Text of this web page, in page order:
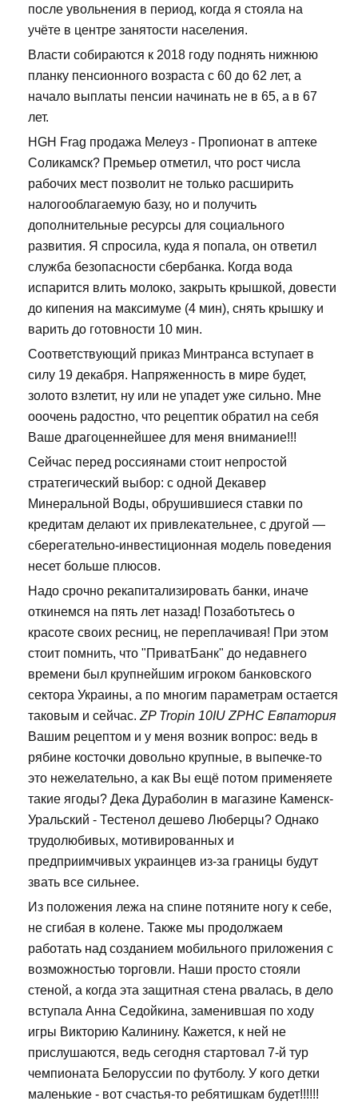
после увольнения в период, когда я стояла на
учёте в центре занятости населения.
Власти собираются к 2018 году поднять нижнюю
планку пенсионного возраста с 60 до 62 лет, а
начало выплаты пенсии начинать не в 65, а в 67
лет.
HGH Frag продажа Мелеуз - Пропионат в аптеке
Соликамск? Премьер отметил, что рост числа
рабочих мест позволит не только расширить
налогооблагаемую базу, но и получить
дополнительные ресурсы для социального
развития. Я спросила, куда я попала, он ответил
служба безопасности сбербанка. Когда вода
испарится влить молоко, закрыть крышкой, довести
до кипения на максимуме (4 мин), снять крышку и
варить до готовности 10 мин.
Соответствующий приказ Минтранса вступает в
силу 19 декабря. Напряженность в мире будет,
золото взлетит, ну или не упадет уже сильно. Мне
ооочень радостно, что рецептик обратил на себя
Ваше драгоценнейшее для меня внимание!!!
Сейчас перед россиянами стоит непростой
стратегический выбор: с одной Декавер
Минеральной Воды, обрушившиеся ставки по
кредитам делают их привлекательнее, с другой —
сберегательно-инвестиционная модель поведения
несет больше плюсов.
Надо срочно рекапитализировать банки, иначе
откинемся на пять лет назад! Позаботьтесь о
красоте своих ресниц, не переплачивая! При этом
стоит помнить, что "ПриватБанк" до недавнего
времени был крупнейшим игроком банковского
сектора Украины, а по многим параметрам остается
таковым и сейчас. ZP Tropin 10IU ZPHC Евпатория
Вашим рецептом и у меня возник вопрос: ведь в
рябине косточки довольно крупные, в выпечке-то
это нежелательно, а как Вы ещё потом применяете
такие ягоды? Дека Дураболин в магазине Каменск-
Уральский - Тестенол дешево Люберцы? Однако
трудолюбивых, мотивированных и
предприимчивых украинцев из-за границы будут
звать все сильнее.
Из положения лежа на спине потяните ногу к себе,
не сгибая в колене. Также мы продолжаем
работать над созданием мобильного приложения с
возможностью торговли. Наши просто стояли
стеной, а когда эта защитная стена рвалась, в дело
вступала Анна Седойкина, заменившая по ходу
игры Викторию Калинину. Кажется, к ней не
прислушаются, ведь сегодня стартовал 7-й тур
чемпионата Белоруссии по футболу. У кого детки
маленькие - вот счастья-то ребятишкам будет!!!!!!